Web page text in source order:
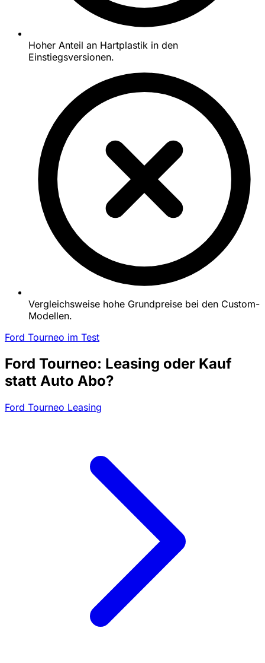
Hoher Anteil an Hartplastik in den
Einstiegsversionen.
Vergleichsweise hohe Grundpreise bei den Custom-
Modellen.
Ford Tourneo im Test
Ford Tourneo: Leasing oder Kauf
statt Auto Abo?
Ford Tourneo Leasing